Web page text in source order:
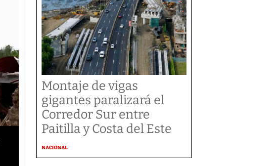
Montaje de vigas
gigantes paralizará el
Corredor Sur entre
Paitilla y Costa del Este
NACIONAL